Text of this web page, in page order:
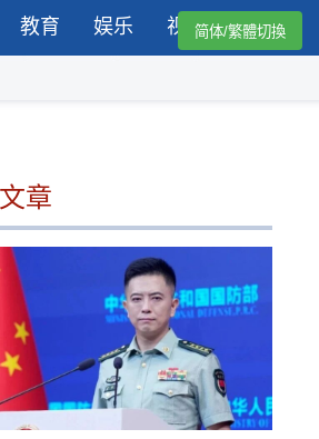
教育 娱乐 视频简体/繁體切換
章